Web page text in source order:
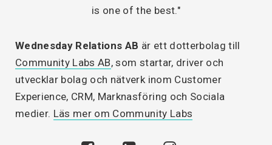
is one of the best."
Wednesday Relations AB är ett dotterbolag till
Community Labs AB, som startar, driver och
utvecklar bolag och nätverk inom Customer
Experience, CRM, Marknasföring och Sociala
medier. Läs mer om Community Labs